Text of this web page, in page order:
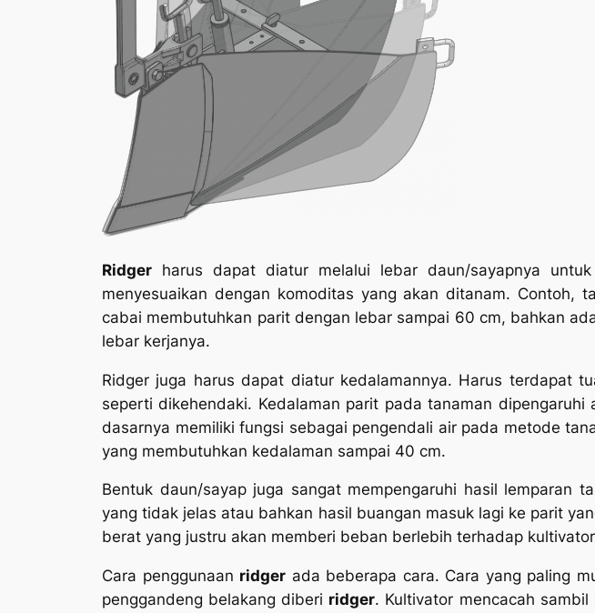
Ridger harus dapat diatur melalui lebar daun/sayapnya
menyesuaikan dengan komoditas yang akan ditanam. Contoh,
cabai membutuhkan parit dengan lebar sampai 60 cm, bahkan
lebar kerjanya.
Ridger juga harus dapat diatur kedalamannya. Harus terdapat
seperti dikehendaki. Kedalaman parit pada tanaman
dasarnya memiliki fungsi sebagai pengendali air pada metode
yang membutuhkan kedalaman sampai 40 cm.
Bentuk daun/sayap juga sangat mempengaruhi hasil lemparan
yang tidak jelas atau bahkan hasil buangan masuk lagi ke parit
berat yang justru akan memberi beban berlebih terhadap
Cara penggunaan ridger ada beberapa cara. Cara yang paling
penggandeng belakang diberi ridger. Kultivator mencacah